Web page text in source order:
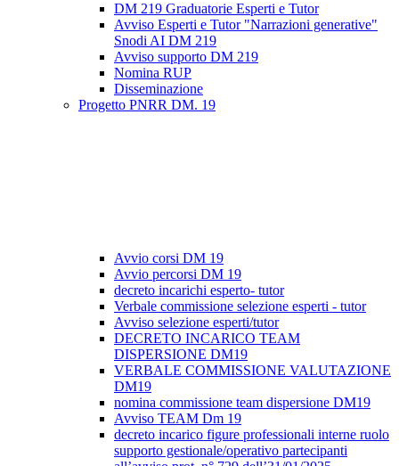
DM 219 Graduatorie Esperti e Tutor
Avviso Esperti e Tutor "Narrazioni generative"
Snodi AI DM 219
Avviso supporto DM 219
Nomina RUP
Disseminazione
Progetto PNRR DM. 19
Avvio corsi DM 19
Avvio percorsi DM 19
decreto incarichi esperto- tutor
Verbale commissione selezione esperti - tutor
Avviso selezione esperti/tutor
DECRETO INCARICO TEAM
DISPERSIONE DM19
VERBALE COMMISSIONE VALUTAZIONE
DM19
nomina commissione team dispersione DM19
Avviso TEAM Dm 19
decreto incarico figure professionali interne ruolo
supporto gestionale/operativo partecipanti